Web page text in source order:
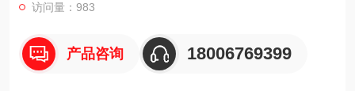
访问量：983
产品咨询 18006769399